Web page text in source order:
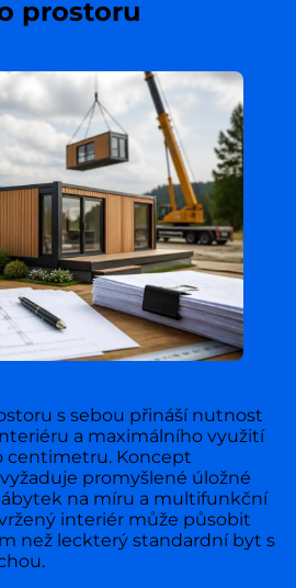
prostoru
s sebou přináší nutnost
a maximálního využití
centimetru. Koncept
promyšlené úložné
na míru a multifunkční
interiér může působit
než leckterý standardní byt s